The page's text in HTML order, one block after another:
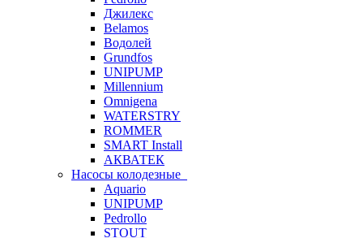
Джилекс
Belamos
Водолей
Grundfos
UNIPUMP
Millennium
Omnigena
WATERSTRY
ROMMER
SMART Install
АКВАТЕК
Насосы колодезные
Aquario
UNIPUMP
Pedrollo
STOUT